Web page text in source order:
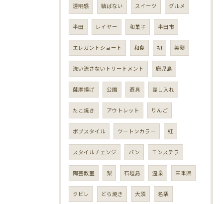
透明感 結ばない スイーツ グルメ
半田 レイヤー 和菓子 半田市
エレガントショート 和食 初 美髪
洗い流さないトリートメント 鹿児島
薩摩揚げ 公園 遊具 差し入れ
たこ焼き アウトレット りんご
ボブスタイル ツートンカラー 虹
スタイルチェンジ パン モンステラ
陶芸教室 梨 石垣島 温泉 三重県
クビレ どら焼き 大須 名駅